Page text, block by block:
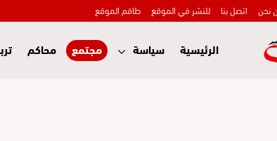
نحن اتصل بنا للنشر في الموقع طاقم الموقع
الرئيسية سياسة مجتمع محاكم